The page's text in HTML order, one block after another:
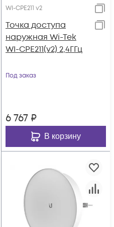
WI-CPE211 v2
Точка доступа
наружная Wi-Tek
WI-CPE211(v2) 2,4ГГц
Под заказ
6 767 ₽
В корзину